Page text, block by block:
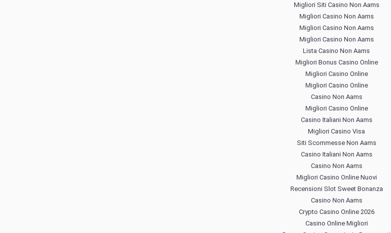
Migliori Siti Casino Non Aams
Migliori Casino Non Aams
Migliori Casino Non Aams
Migliori Casino Non Aams
Lista Casino Non Aams
Migliori Bonus Casino Online
Migliori Casino Online
Migliori Casino Online
Casino Non Aams
Migliori Casino Online
Casino Italiani Non Aams
Migliori Casino Visa
Siti Scommesse Non Aams
Casino Italiani Non Aams
Casino Non Aams
Migliori Casino Online Nuovi
Recensioni Slot Sweet Bonanza
Casino Non Aams
Crypto Casino Online 2026
Casino Online Migliori